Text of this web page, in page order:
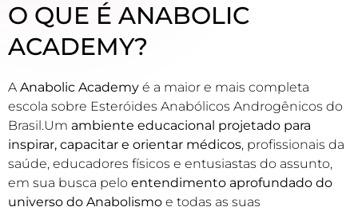
O QUE É ANABOLIC
ACADEMY?
A Anabolic Academy é a maior e mais completa
escola sobre Esteróides Anabólicos Androgênicos do
Brasil.Um ambiente educacional projetado para
inspirar, capacitar e orientar médicos, profissionais da
saúde, educadores físicos e entusiastas do assunto,
em sua busca pelo entendimento aprofundado do
universo do Anabolismo e todas as suas